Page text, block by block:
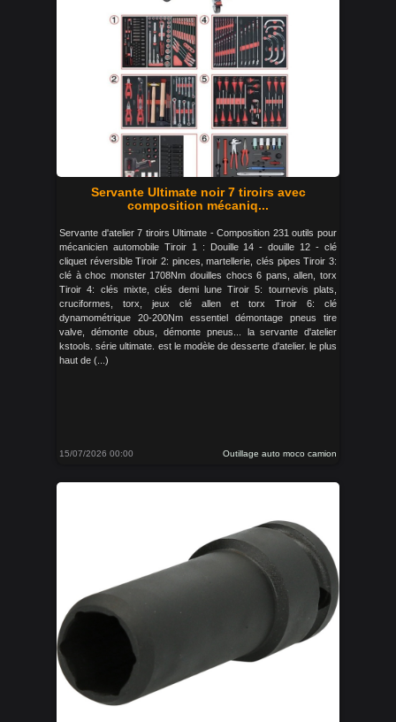
Servante Ultimate noir 7 tiroirs avec
composition mécaniq...
Servante d'atelier 7 tiroirs Ultimate - Composition 231 outils pour
mécanicien automobile Tiroir 1 : Douille 14 - douille 12 - clé
cliquet réversible Tiroir 2: pinces, martellerie, clés pipes Tiroir 3:
clé à choc monster 1708Nm douilles chocs 6 pans, allen, torx
Tiroir 4: clés mixte, clés demi lune Tiroir 5: tournevis plats,
cruciformes, torx, jeux clé allen et torx Tiroir 6: clé
dynamométrique 20-200Nm essentiel démontage pneus tire
valve, démonte obus, démonte pneus... la servante d'atelier
kstools. série ultimate. est le modèle de desserte d'atelier. le plus
haut de (...)
15/07/2026 00:00 Outillage auto moco camion